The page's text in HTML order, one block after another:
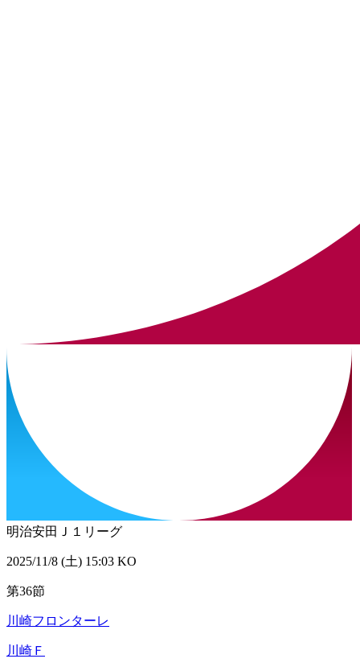
明治安田Ｊ１リーグ
2025/11/8 (土) 15:03 KO
第36節
川崎フロンターレ
川崎Ｆ